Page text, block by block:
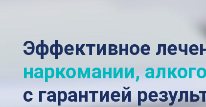
Эффективное
наркомании,
с гарантией